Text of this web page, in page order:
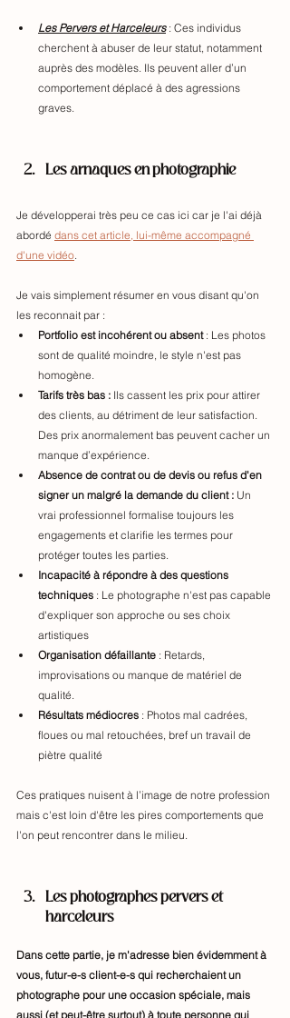
Les Pervers et Harceleurs : Ces individus
cherchent à abuser de leur statut, notamment
auprès des modèles. Ils peuvent aller d’un
comportement déplacé à des agressions
graves.
Les arnaques en photographie
Je développerai très peu ce cas ici car je l'ai déjà
abordé dans cet article, lui-même accompagné
d'une vidéo
Je vais simplement résumer en vous disant qu'on
les reconnait par :
Portfolio est incohérent ou absent : Les photos
sont de qualité moindre, le style n'est pas
homogène.
Tarifs très bas : Ils cassent les prix pour attirer
des clients, au détriment de leur satisfaction.
Des prix anormalement bas peuvent cacher un
manque d’expérience.
Absence de contrat ou de devis ou refus d'en
signer un malgré la demande du client : Un
vrai professionnel formalise toujours les
engagements et clarifie les termes pour
protéger toutes les parties.
Incapacité à répondre à des questions
techniques : Le photographe n'est pas capable
d'expliquer son approche ou ses choix
artistiques
Organisation défaillante : Retards,
improvisations ou manque de matériel de
qualité.
Résultats médiocres : Photos mal cadrées,
floues ou mal retouchées, bref un travail de
piètre qualité
Ces pratiques nuisent à l’image de notre profession
mais c'est loin d'être les pires comportements que
l'on peut rencontrer dans le milieu.
Les photographes pervers et
harceleurs
Dans cette partie, je m'adresse bien évidemment à
vous, futur-e-s client-e-s qui recherchaient un
photographe pour une occasion spéciale, mais
aussi (et peut-être surtout) à toute personne qui